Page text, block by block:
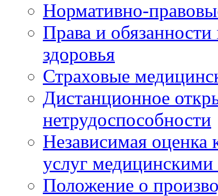
Нормативно-
Права и
здоровья
Страховые
Дистанционное
нетрудоспособности
Независимая оценка
услуг
Положение о